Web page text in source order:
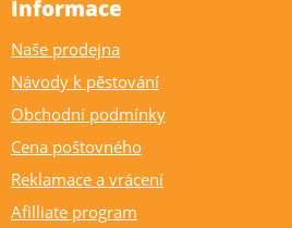
Informace
Naše prodejna
Návody k pěstování
Obchodní podmínky
Cena poštovného
Reklamace a vrácení
Afilliate program